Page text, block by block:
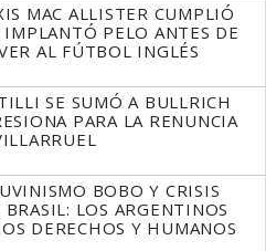
MAC ALLISTER CUMPLIÓ
IMPLANTÓ PELO ANTES DE
AL FÚTBOL INGLÉS
SE SUMÓ A BULLRICH
PARA LA RENUNCIA
BOBO Y CRISIS
BRASIL: LOS ARGENTINOS
DERECHOS Y HUMANOS